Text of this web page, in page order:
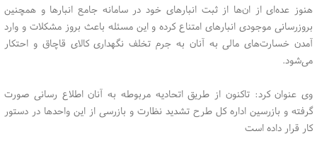
هنوز عده‌ای از ان‌ها از ثبت انبار‌های خود در سامانه جامع انبار‌ها و همچنین
بروزرسانی موجودی انبار‌های امتناع کرده و این مسئله باعث بروز مشکلات و وارد
آمدن خسارت‌های مالی به آنان به جرم تخلف نگهداری کالای قاچاق و احتکار
می‌شود.
وی عنوان کرد: تاکنون از طریق اتحادیه مربوطه به آنان اطلاع رسانی صورت
گرفته و بازرسین اداره کل طرح تشدید نظارت و بازرسی از این واحد‌ها در دستور
کار قرار داده است